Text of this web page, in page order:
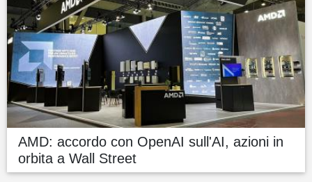
AMD: accordo con OpenAI sull'AI, azioni in
orbita a Wall Street